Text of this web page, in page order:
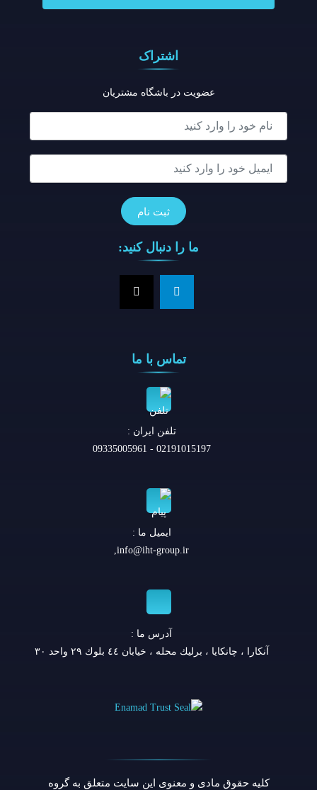
اشتراک
عضویت در باشگاه مشتریان
ما را دنبال کنید:
تماس با ما
تلفن ايران :
02191015197 - 09335005961
ایمیل ما :
info@iht-group.ir
,
آدرس ما :
آنكارا ، چانكايا ، برليك محله ، خيابان ٤٤ بلوك ٢٩ واحد ٣٠
کلیه حقوق مادی و معنوی این سایت متعلق به گروه